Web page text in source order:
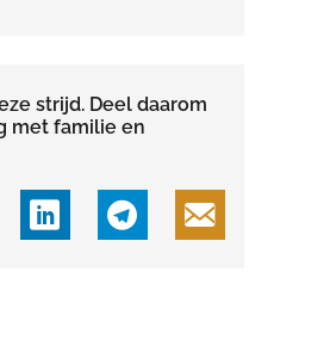
strijd. Deel daarom
met familie en